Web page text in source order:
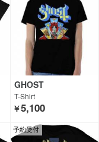
GHOST
T-Shirt
￥5,100
予約受付